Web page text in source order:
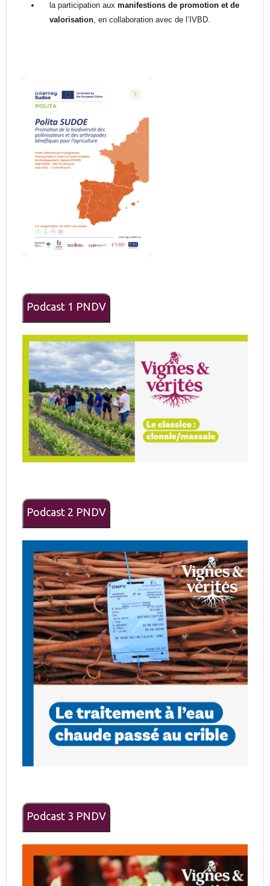
la participation aux manifestions de promotion et de
valorisation, en collaboration avec de l’IVBD.
Podcast 1 PNDV
Podcast 2 PNDV
Podcast 3 PNDV